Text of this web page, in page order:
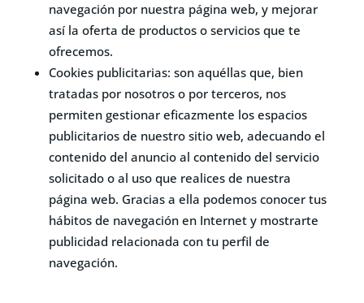
navegación por nuestra página web, y mejorar
así la oferta de productos o servicios que te
ofrecemos.
Cookies publicitarias: son aquéllas que, bien
tratadas por nosotros o por terceros, nos
permiten gestionar eficazmente los espacios
publicitarios de nuestro sitio web, adecuando el
contenido del anuncio al contenido del servicio
solicitado o al uso que realices de nuestra
página web. Gracias a ella podemos conocer tus
hábitos de navegación en Internet y mostrarte
publicidad relacionada con tu perfil de
navegación.